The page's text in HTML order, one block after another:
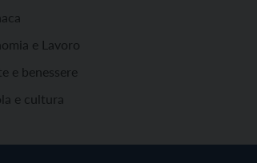
e Lavoro
e benessere
e cultura